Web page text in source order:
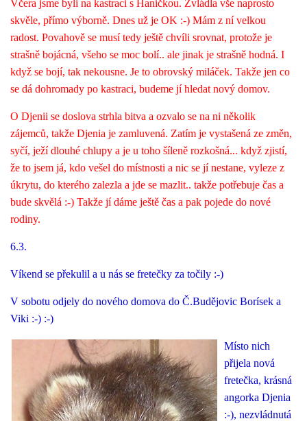
Včera jsme byli na kastraci s Haničkou. Zvládla vše naprosto
skvěle, přímo výborně. Dnes už je OK :-) Mám z ní velkou
radost. Povahově se musí tedy ještě chvíli srovnat, protože je
strašně bojácná, všeho se moc bolí.. ale jinak je strašně hodná. I
když se bojí, tak nekousne. Je to obrovský miláček. Takže jen co
se dá dohromady po kastraci, budeme jí hledat nový domov.
O Djenii se doslova strhla bitva a ozvalo se na ni několik
zájemců, takže Djenia je zamluvená. Zatím je vystašená ze změn,
syčí, ježí dlouhé chlupy a je u toho šíleně rozkošná... když zjistí,
že to jsem já, kdo vešel do místnosti a nic se jí nestane, vyleze z
úkrytu, do kterého zalezla a jde se mazlit.. takže potřebuje čas a
bude skvělá :-) Takže jí dáme ještě čas a pak pojede do nové
rodiny.
6.3.
Víkend se překulil a u nás se fretečky za točily :-)
V sobotu odjely do nového domova do Č.Budějovic Borísek a
Viki :-) :-)
Místo nich
přijela nová
fretečka, krásná
angorka Djenia
:-), nezvládnutá